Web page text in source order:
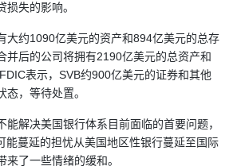
损失的影响。
大约1090亿美元的资产和894亿美元的总存
并后的公司将拥有2190亿美元的总资产和
表示，SVB约900亿美元的证券和其他
，等待处置。
能解决美国银行体系目前面临的首要问题，
能蔓延的担忧从美国地区性银行蔓延至国际
了一些情绪的缓和。